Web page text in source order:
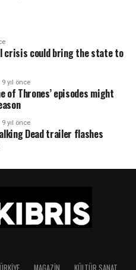
crisis could bring the state to
9 yıl önce
of Thrones’ episodes might
9 yıl önce
Dead trailer flashes
MAGAZIN KÜLTÜR SANAT